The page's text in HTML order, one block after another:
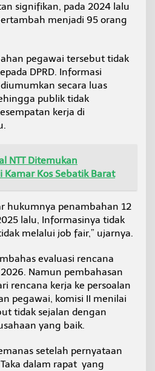
signifikan, pada 2024 lalu
menjadi 95 orang
pegawai tersebut tidak
DPRD. Informasi
secara luas
publik tidak
kerja di
NTT Ditemukan
Kos Sebatik Barat
hukumnya penambahan 12
lalu, Informasinya tidak
melalui job fair,” ujarnya.
evaluasi rencana
Namun pembahasan
rencana kerja ke persoalan
pegawai, komisi II menilai
tidak sejalan dengan
yang baik.
setelah pernyataan
dalam rapat yang